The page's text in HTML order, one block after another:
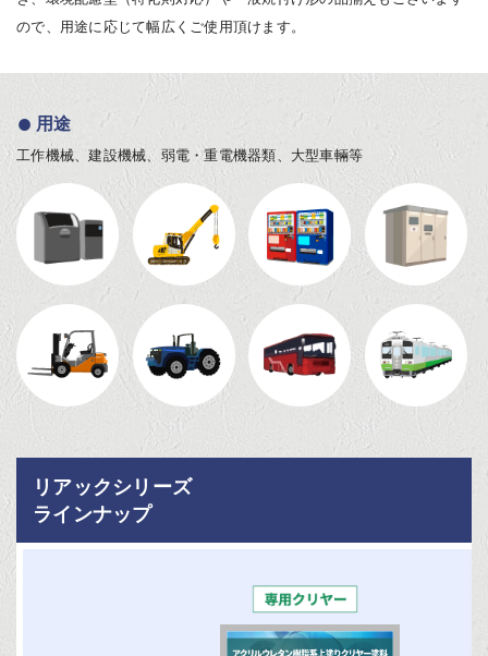
ので、用途に応じて幅広くご使用頂けます。
用途
工作機械、建設機械、弱電・重電機器類、大型車輛等
リアックシリーズ
ラインナップ